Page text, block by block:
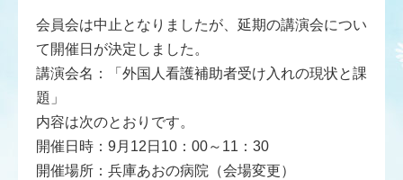
会員会は中止となりましたが、延期の講演会につい
て開催日が決定しました。
講演会名：「外国人看護補助者受け入れの現状と課
題」
内容は次のとおりです。
開催日時：9月12日10：00～11：30
開催場所：兵庫あおの病院（会場変更）